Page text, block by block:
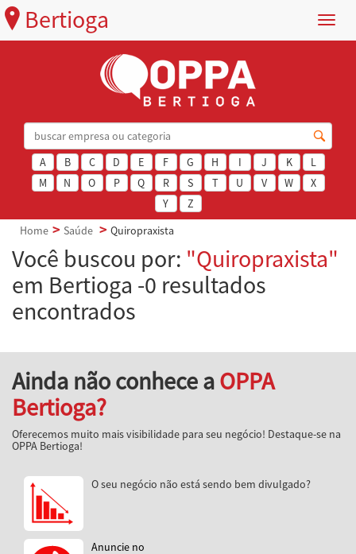
Menu
Bertioga
A B C D E F G H I J K
L
M
N O P Q R S T U V W
X
Y
Z
Home
Saúde Quiropraxista
Você buscou por: "Quiropraxista"
em Bertioga -0 resultados
encontrados
Ainda não conhece aOPPA
Bertioga?
Oferecemos muito mais visibilidade para seu negócio! Destaque-se na
OPPA Bertioga!
O seu negócio não está sendo bem divulgado?
Anuncie no